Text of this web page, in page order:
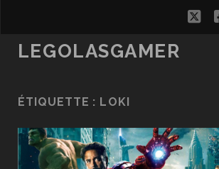
LEGOLASGAMER
ÉTIQUETTE : LOKI